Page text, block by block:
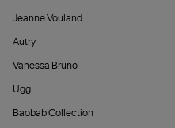
Jeanne Vouland
Autry
Vanessa Bruno
Ugg
Baobab Collection